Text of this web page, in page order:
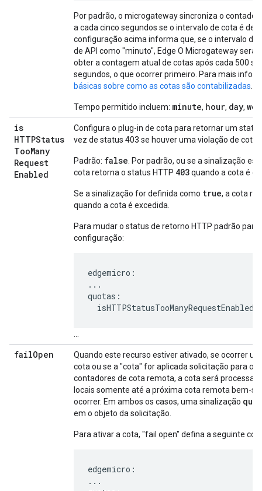
Por padrão, o microgateway sincroniza o contador
a cada cinco segundos se o intervalo de cota é
configuração acima informa que, se o intervalo
de API como "minuto", Edge O Microgateway será
obter a contagem atual de cotas após cada 500
segundos, o que ocorrer primeiro. Para mais
básicas sobre como as cotas são contabilizadas
Tempo permitido incluem: minute, hour, day,
is
HTTPStatus
TooMany
Request
Enabled
Configura o plug-in de cota para retornar um
vez de status 403 se houver uma violação de cota.
Padrão: false . Por padrão, ou se a sinalização
cota retorna o status HTTP 403quando a cota é
Se a sinalização for definida como true, a cota
quando a cota é excedida.
Para mudar o status de retorno HTTP padrão para
configuração:
edgemicro:
...
quotas:
isHTTPStatusTooManyRequestEnabled:
failOpen
Quando este recurso estiver ativado, se ocorrer
cota ou se a "cota" for aplicada solicitação para o
contadores de cota remota, a cota será
locais somente até a próxima cota remota bem-
ocorrer. Em ambos os casos, uma sinalização
em o objeto da solicitação.
Para ativar a cota, "fail open" defina a seguinte
edgemicro:
...